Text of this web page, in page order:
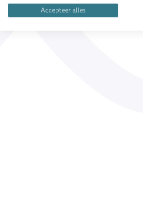
Accepteer alles